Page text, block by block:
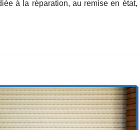
à la réparation, au remise en état,